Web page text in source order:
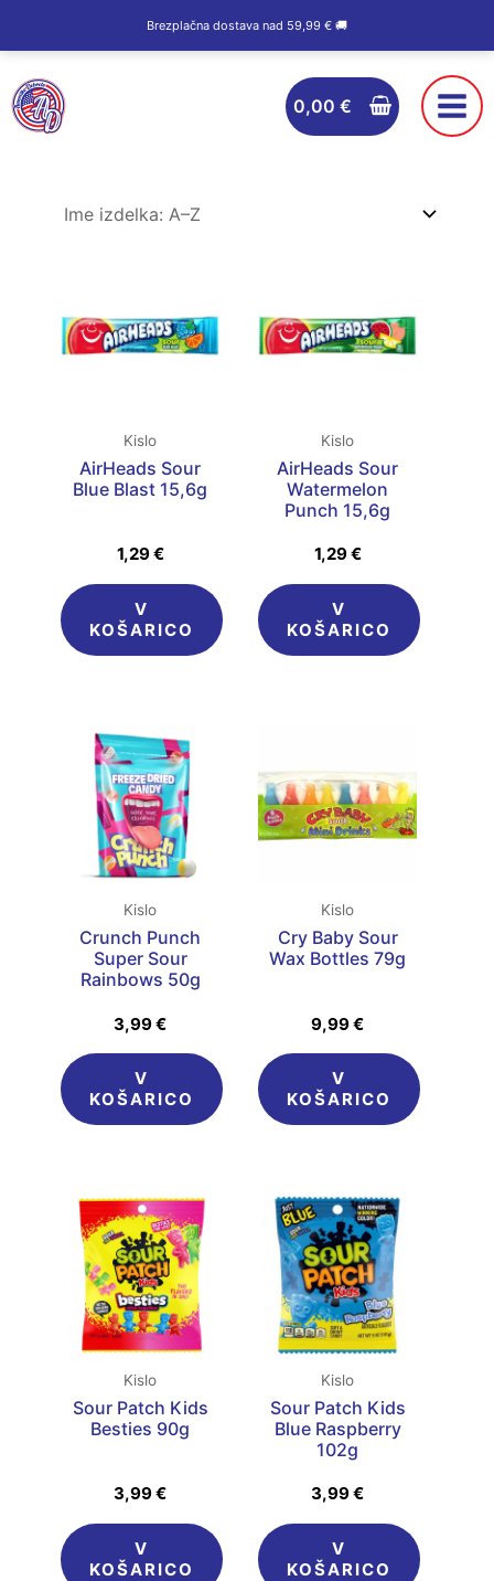
Brezplačna dostava nad 59,99 € 🚚
0,00 €
Kislo
AirHeads Sour
Blue Blast 15,6g
1,29€
V
KOŠARICO
Kislo
AirHeads Sour
Watermelon
Punch 15,6g
1,29€
V
KOŠARICO
Kislo
Crunch Punch
Super Sour
Rainbows 50g
3,99€
V
KOŠARICO
Kislo
Cry Baby Sour
Wax Bottles 79g
9,99€
V
KOŠARICO
Kislo
Sour Patch Kids
Besties 90g
3,99€
V
KOŠARICO
Kislo
Sour Patch Kids
Blue Raspberry
102g
3,99€
V
KOŠARICO